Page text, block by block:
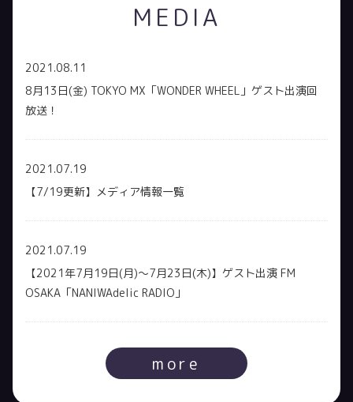
MEDIA
2021.08.11
8月13日(金) TOKYO MX「WONDER WHEEL」ゲスト出演回
放送！
2021.07.19
【7/19更新】メディア情報一覧
2021.07.19
【2021年7月19日(月)～7月23日(木)】ゲスト出演 FM
OSAKA「NANIWAdelic RADIO」
more